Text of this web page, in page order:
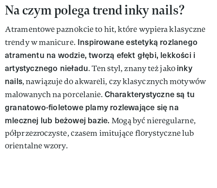
Na czym polega trend inky nails?
Atramentowe paznokcie to hit, które wypiera klasyczne
trendy w manicure. Inspirowane estetyką rozlanego
atramentu na wodzie, tworzą efekt głębi, lekkości i
artystycznego nieładu. Ten styl, znany też jakoinky
nails, nawiązuje do akwareli, czy klasycznych motywów
malowanych na porcelanie. Charakterystyczne są tu
granatowo-fioletowe plamy rozlewające się na
mlecznej lub beżowej bazie. Mogą być nieregularne,
półprzezroczyste, czasem imitujące florystyczne lub
orientalne wzory.